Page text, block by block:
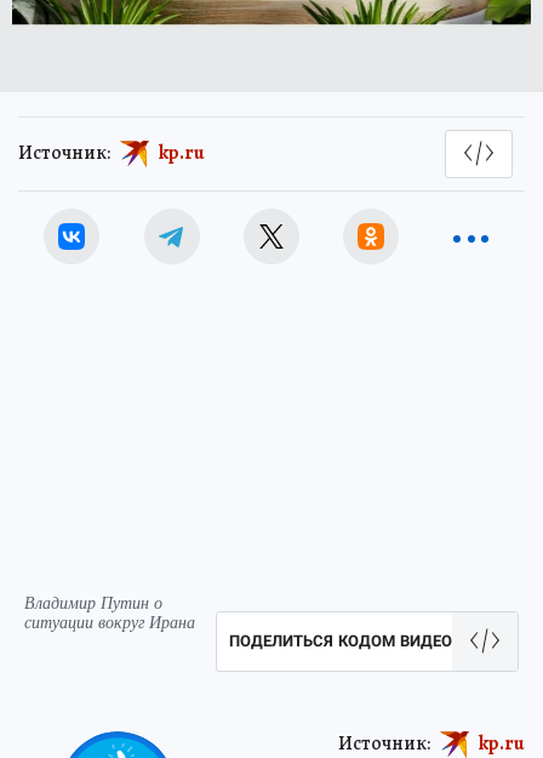
Источник: kp.ru
Владимир Путин о
ситуации вокруг Ирана
ПОДЕЛИТЬСЯ КОДОМ ВИДЕО
Источник: kp.ru